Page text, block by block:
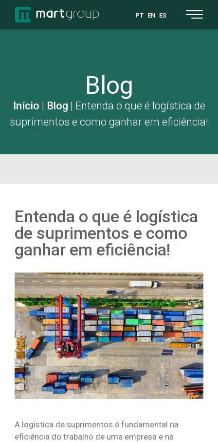
PT EN ES
Blog
Início | Blog | Entenda o que é logística de
suprimentos e como ganhar em eficiência!
Entenda o que é logística
de suprimentos e como
ganhar em eficiência!
A logística de suprimentos é fundamental na
eficiência do trabalho de uma empresa e na